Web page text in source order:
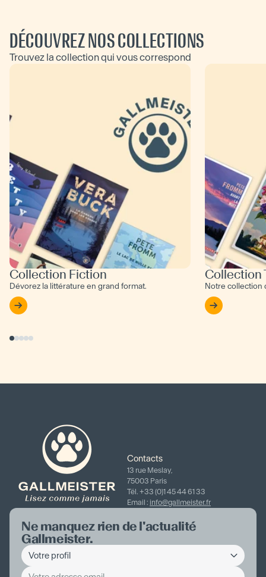
DÉCOUVREZ NOS COLLECTIONS
Trouvez la collection qui vous correspond
Collection Fiction
Dévorez la littérature en grand format.
Collection
Notre collection
Contacts
13 rue Meslay,
75003 Paris
Tél. +33 (0)1 45 44 61 33
Email : info@gallmeister.fr
Ne manquez rien de l'actualité
Gallmeister.